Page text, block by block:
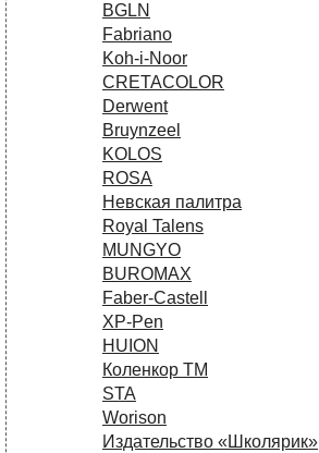
BGLN
Fabriano
Koh-i-Noor
CRETACOLOR
Derwent
Bruynzeel
KOLOS
ROSA
Невская палитра
Royal Talens
MUNGYO
BUROMAX
Faber-Castell
XP-Pen
HUION
Коленкор ТМ
STA
Worison
Издательство «Школярик»